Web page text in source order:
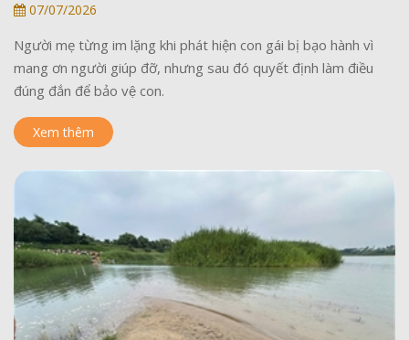
07/07/2026
Người mẹ từng im lặng khi phát hiện con gái bị bạo hành vì
mang ơn người giúp đỡ, nhưng sau đó quyết định làm điều
đúng đắn để bảo vệ con.
Xem thêm